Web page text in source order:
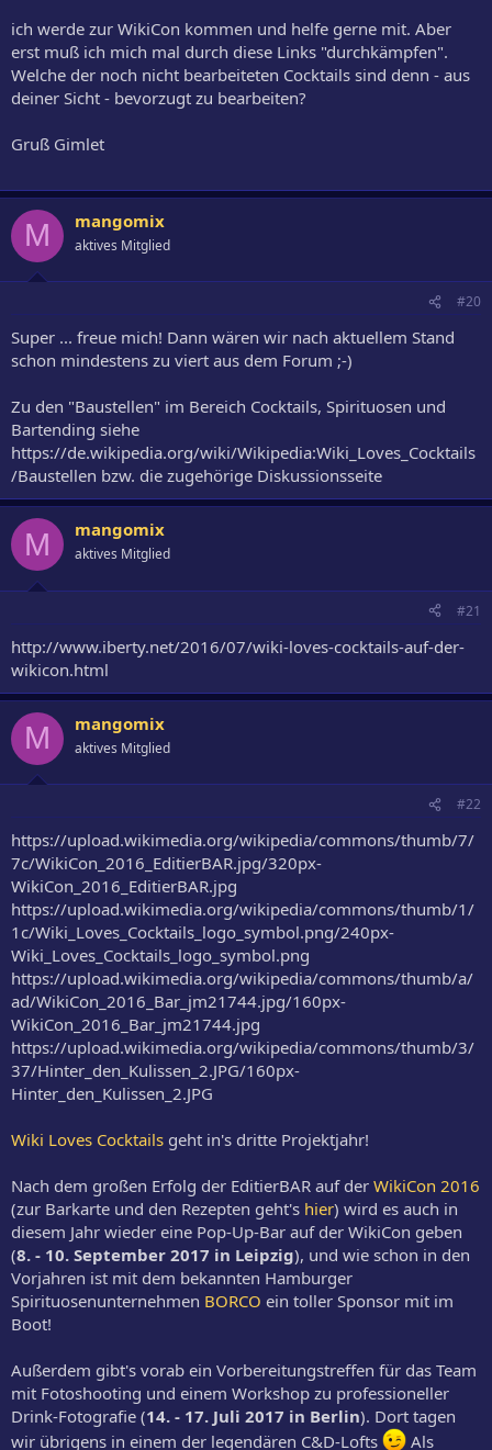
ich werde zur WikiCon kommen und helfe gerne mit. Aber
erst muß ich mich mal durch diese Links "durchkämpfen".
Welche der noch nicht bearbeiteten Cocktails sind denn - aus
deiner Sicht - bevorzugt zu bearbeiten?
Gruß Gimlet
M mangomix
aktives Mitglied
#20
Super ... freue mich! Dann wären wir nach aktuellem Stand
schon mindestens zu viert aus dem Forum ;-)
Zu den "Baustellen" im Bereich Cocktails, Spirituosen und
Bartending siehe
https://de.wikipedia.org/wiki/Wikipedia:Wiki_Loves_Cocktails
/Baustellen bzw. die zugehörige Diskussionsseite
M mangomix
aktives Mitglied
#21
http://www.iberty.net/2016/07/wiki-loves-cocktails-auf-der-
wikicon.html
M mangomix
aktives Mitglied
#22
https://upload.wikimedia.org/wikipedia/commons/thumb/7/
7c/WikiCon_2016_EditierBAR.jpg/320px-
WikiCon_2016_EditierBAR.jpg
https://upload.wikimedia.org/wikipedia/commons/thumb/1/
1c/Wiki_Loves_Cocktails_logo_symbol.png/240px-
Wiki_Loves_Cocktails_logo_symbol.png
https://upload.wikimedia.org/wikipedia/commons/thumb/a/
ad/WikiCon_2016_Bar_jm21744.jpg/160px-
WikiCon_2016_Bar_jm21744.jpg
https://upload.wikimedia.org/wikipedia/commons/thumb/3/
37/Hinter_den_Kulissen_2.JPG/160px-
Hinter_den_Kulissen_2.JPG
Wiki Loves Cocktails geht in's dritte Projektjahr!
Nach dem großen Erfolg der EditierBAR auf der WikiCon 2016
(zur Barkarte und den Rezepten geht's hier) wird es auch in
diesem Jahr wieder eine Pop-Up-Bar auf der WikiCon geben
(8. - 10. September 2017 in Leipzig), und wie schon in den
Vorjahren ist mit dem bekannten Hamburger
Spirituosenunternehmen BORCO ein toller Sponsor mit im
Boot!
Außerdem gibt's vorab ein Vorbereitungstreffen für das Team
mit Fotoshooting und einem Workshop zu professioneller
Drink-Fotografie (14. - 17. Juli 2017 in Berlin). Dort tagen
wir übrigens in einem der legendären C&D-Lofts
Als